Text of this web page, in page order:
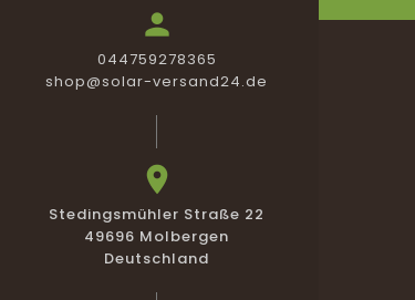

044759278365
shop@solar-versand24.de

Stedingsmühler Straße 22
49696 Molbergen
Deutschland